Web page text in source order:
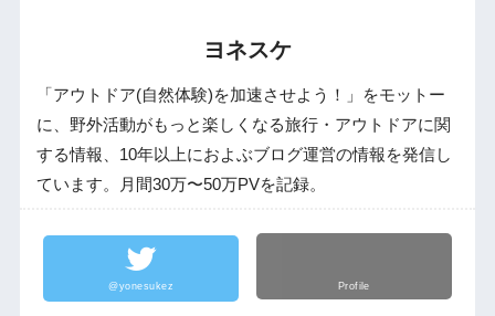
ヨネスケ
「アウトドア(自然体験)を加速させよう！」をモットー
に、野外活動がもっと楽しくなる旅行・アウトドアに関
する情報、10年以上におよぶブログ運営の情報を発信し
ています。月間30万〜50万PVを記録。
@yonesukez Profile